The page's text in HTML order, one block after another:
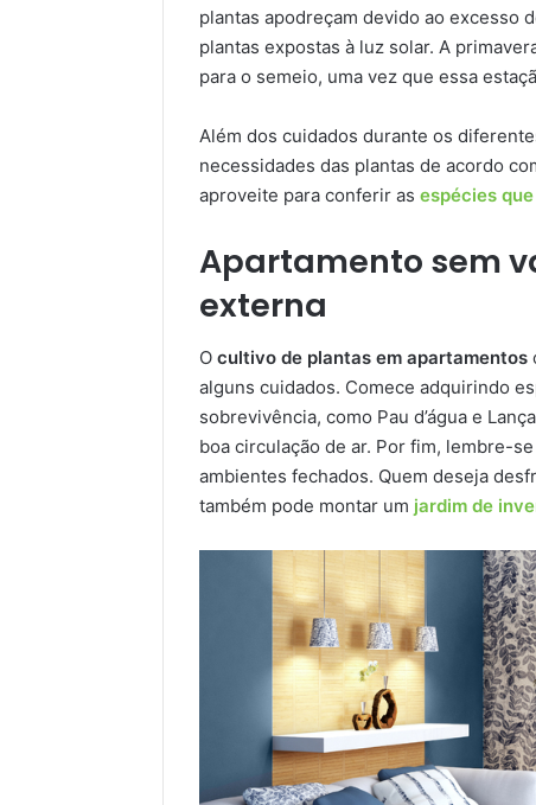
plantas apodreçam devido ao excesso
plantas expostas à luz solar. A
para o semeio, uma vez que essa
Além dos cuidados durante os
necessidades das plantas de acordo
aproveite para conferir as espécies
Apartamento sem
externa
O cultivo de plantas em apartamentos
alguns cuidados. Comece adquirindo
sobrevivência, como Pau d’água e
boa circulação de ar. Por fim, lembre-
ambientes fechados. Quem deseja
também pode montar um jardim de